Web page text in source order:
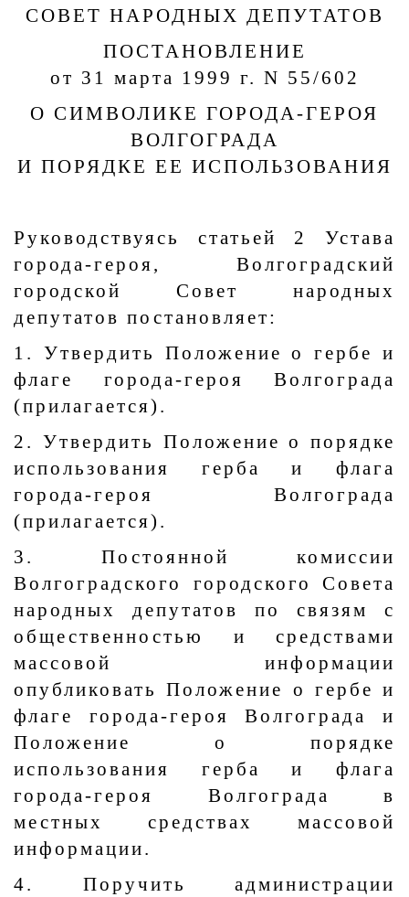
СОВЕТ НАРОДНЫХ ДЕПУТАТОВ
ПОСТАНОВЛЕНИЕ
от 31 марта 1999 г. N 55/602
О СИМВОЛИКЕ ГОРОДА-ГЕРОЯ
ВОЛГОГРАДА
И ПОРЯДКЕ ЕЕ ИСПОЛЬЗОВАНИЯ
Руководствуясь статьей 2 Устава
города-героя, Волгоградский
городской Совет народных
депутатов постановляет:
1. Утвердить Положение о гербе и
флаге города-героя Волгограда
(прилагается).
2. Утвердить Положение о порядке
использования герба и флага
города-героя Волгограда
(прилагается).
3. Постоянной комиссии
Волгоградского городского Совета
народных депутатов по связям с
общественностью и средствами
массовой информации
опубликовать Положение о гербе и
флаге города-героя Волгограда и
Положение о порядке
использования герба и флага
города-героя Волгограда в
местных средствах массовой
информации.
4. Поручить администрации